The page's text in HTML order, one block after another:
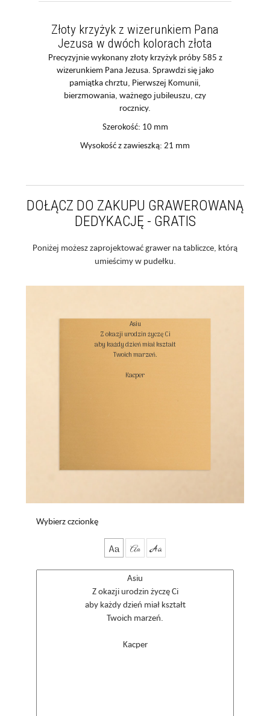
Złoty krzyżyk z wizerunkiem Pana
Jezusa w dwóch kolorach złota
Precyzyjnie wykonany złoty krzyżyk próby 585 z
wizerunkiem Pana Jezusa. Sprawdzi się jako
pamiątka chrztu, Pierwszej Komunii,
bierzmowania, ważnego jubileuszu, czy
rocznicy.
Szerokość: 10 mm
Wysokość z zawieszką: 21 mm
DOŁĄCZ DO ZAKUPU GRAWEROWANĄ
DEDYKACJĘ - GRATIS
Poniżej możesz zaprojektować grawer na tabliczce, którą
umieścimy w pudełku.
Asiu
Z okazji urodzin życzę Ci
aby każdy dzień miał kształt
Twoich marzeń.
Kacper
Wybierz czcionkę
Aa Aa Aa